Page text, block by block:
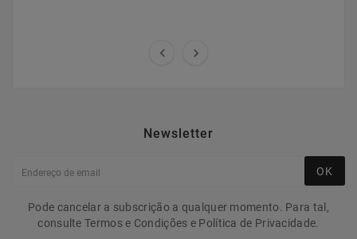
 
Newsletter
OK
Pode cancelar a subscrição a qualquer momento. Para tal,
consulte Termos e Condições e Política de Privacidade.